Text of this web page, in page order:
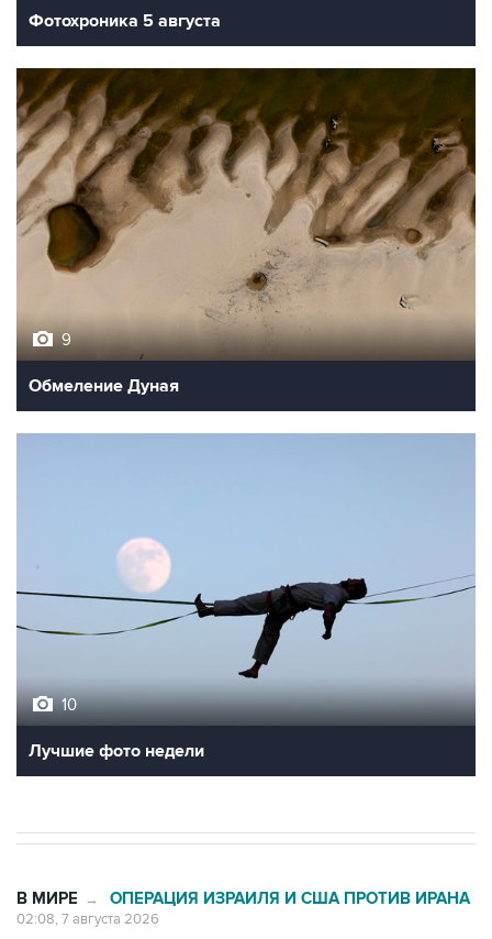
Фотохроника 5 августа
9
Обмеление Дуная
10
Лучшие фото недели
В МИРЕ → ОПЕРАЦИЯ ИЗРАИЛЯ И США ПРОТИВ ИРАНА
02:08, 7 августа 2026